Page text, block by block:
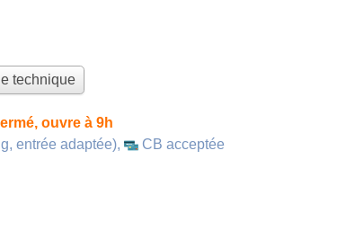
technique
ouvre à 9h
entrée adaptée),
CB acceptée